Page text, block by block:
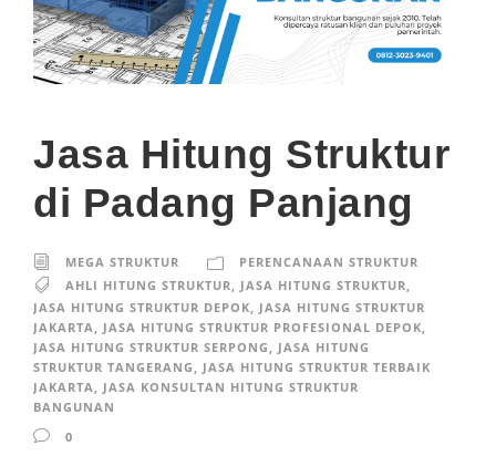
Jasa Hitung Struktur
di Padang Panjang
MEGA STRUKTUR
PERENCANAAN STRUKTUR
AHLI HITUNG STRUKTUR, JASA HITUNG STRUKTUR,
JASA HITUNG STRUKTUR DEPOK
JASA HITUNG STRUKTUR
JAKARTA
JASA HITUNG STRUKTUR PROFESIONAL DEPOK
JASA HITUNG STRUKTUR SERPONG
JASA HITUNG
STRUKTUR TANGERANG
JASA HITUNG STRUKTUR TERBAIK
JAKARTA
JASA KONSULTAN HITUNG STRUKTUR
BANGUNAN
0